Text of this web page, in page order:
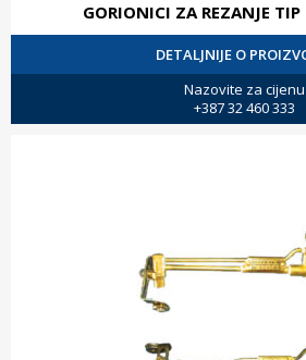
GORIONICI ZA REZANJE
DETALJNIJE O
Nazovite za cijenu
+387 32 460 333